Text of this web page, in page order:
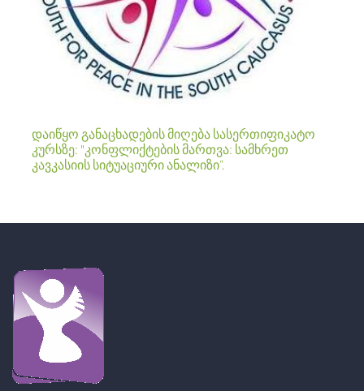
დაიწყო განაცხადების მიღება სასერთიფიკატო
კურსზე: "კონფლიქტების მართვა: სამხრეთ
კავკასიის სიტუაციური ანალიზი“.